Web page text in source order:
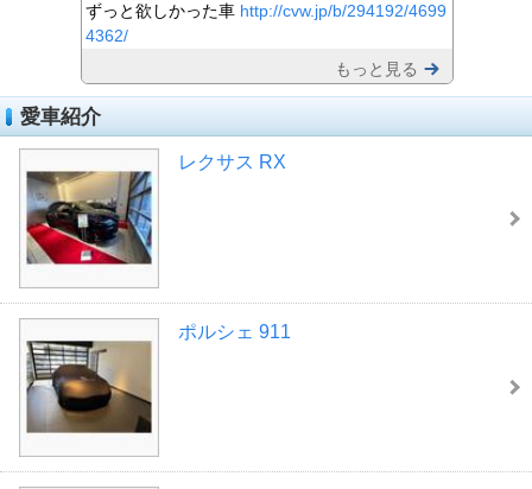
ずっと欲しかった車 http://cvw.jp/b/294192/4699
4362/
もっと見る
愛車紹介
レクサス RX
ポルシェ 911